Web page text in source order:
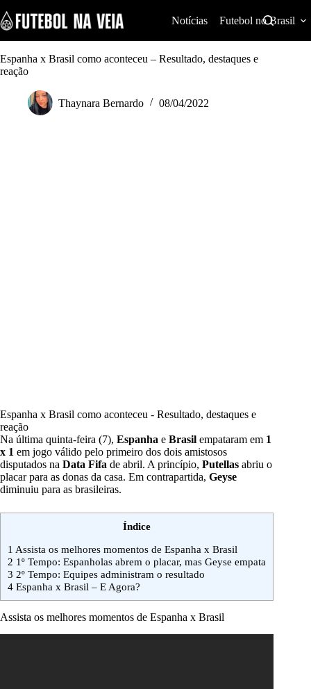
k
i
p
t
o
Notícias Futebol no Brasil
Espanha x Brasil como aconteceu – Resultado, destaques e
reação
Thaynara Bernardo 08/04/2022
Espanha x Brasil como aconteceu - Resultado, destaques e
reação
Na última quinta-feira (7), Espanha e Brasil empataram em 1
x 1 em jogo válido pelo primeiro dos dois amistosos
disputados na Data Fifa de abril. A princípio, Putellas abriu o
placar para as donas da casa. Em contrapartida, Geyse
diminuiu para as brasileiras.
Índice
1 Assista os melhores momentos de Espanha x Brasil
2 1º Tempo: Espanholas abrem o placar, mas Geyse empata
3 2º Tempo: Equipes administram o resultado
4 Espanha x Brasil – E Agora?
Assista os melhores momentos de Espanha x Brasil